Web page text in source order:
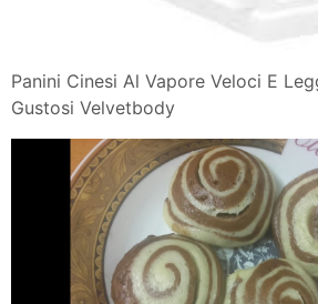
Panini Cinesi Al Vapore Veloci E
Gustosi Velvetbody